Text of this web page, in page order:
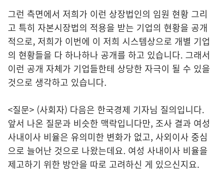
그런 측면에서 저희가 이런 상장법인의 임원 현황 그리
고 특히 자본시장법의 적용을 받는 기업의 현황을 공개
적으로, 저희가 이번에 이 저희 시스템상으로 개별 기업
의 현황들을 다 하나하나 공개를 하고 있습니다. 그래서
이런 공개 자체가 기업들한테 상당한 자극이 될 수 있을
것으로 생각하고 있습니다.
<질문> (사회자) 다음은 한국경제 기자님 질의입니다.
앞서 나온 질문과 비슷한 맥락입니다만, 조사 결과 여성
사내이사 비율은 유의미한 변화가 없고, 사외이사 중심
으로 늘어난 것으로 나왔는데요. 여성 사내이사 비율을
제고하기 위한 방안을 따로 고려하신 게 있으신지요.